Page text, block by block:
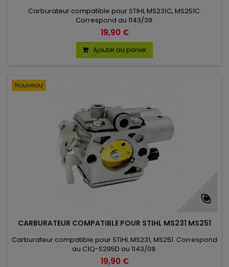
Carburateur compatible pour STIHL MS231C, MS251C.
Correspond au 1143/39.
19,90 €
Ajouter au panier
Nouveau
CARBURATEUR COMPATIBLE POUR STIHL MS231 MS251
Carburateur compatible pour STIHL MS231, MS251. Correspond
au C1Q-S295D ou 1143/09.
19,90 €